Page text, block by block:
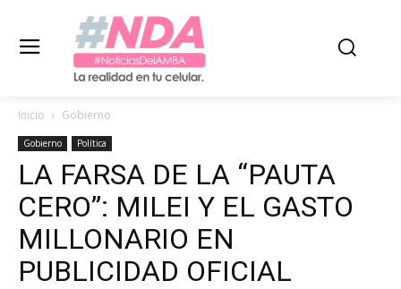
Inicio Gobierno
Gobierno Política
LA FARSA DE LA “PAUTA
CERO”: MILEI Y EL GASTO
MILLONARIO EN
PUBLICIDAD OFICIAL